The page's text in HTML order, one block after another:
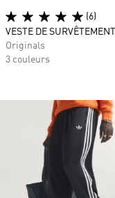
(6)
VESTE DE
Originals
3 couleurs